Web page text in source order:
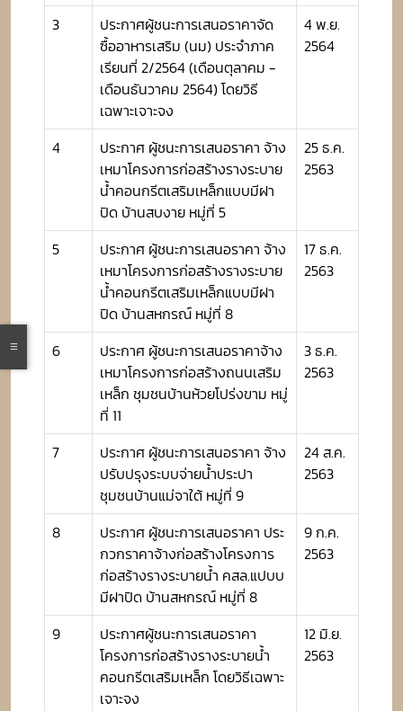
3
ประกาศผู้ชนะการเสนอราคาจัด
ซื้ออาหารเสริม (นม) ประจำภาค
เรียนที่ 2/2564 (เดือนตุลาคม -
เดือนธันวาคม 2564) โดยวิธี
เฉพาะเจาะจง
4 พ.ย.
2564
4
ประกาศ ผู้ชนะการเสนอราคา จ้าง
เหมาโครงการก่อสร้างรางระบาย
น้ำคอนกรีตเสริมเหล็กแบบมีฝา
ปิด บ้านสบงาย หมู่ที่ 5
25 ธ.ค.
2563
5
ประกาศ ผู้ชนะการเสนอราคา จ้าง
เหมาโครงการก่อสร้างรางระบาย
น้ำคอนกรีตเสริมเหล็กแบบมีฝา
ปิด บ้านสหกรณ์ หมู่ที่ 8
17 ธ.ค.
2563
6
ประกาศ ผู้ชนะการเสนอราคาจ้าง
เหมาโครงการก่อสร้างถนนเสริม
เหล็ก ชุมชนบ้านห้วยโปร่งขาม หมู่
ที่ 11
3 ธ.ค.
2563
7
ประกาศ ผู้ชนะการเสนอราคา จ้าง
ปรับปรุงระบบจ่ายน้ำประปา
ชุมชนบ้านแม่จาใต้ หมู่ที่ 9
24 ส.ค.
2563
8
ประกาศ ผู้ชนะการเสนอราคา ประ
กวกราคาจ้างก่อสร้างโครงการ
ก่อสร้างรางระบายน้ำ คสล.แปบบ
มีฝาปิด บ้านสหกรณ์ หมู่ที่ 8
9 ก.ค.
2563
9
ประกาศผู้ชนะการเสนอราคา
โครงการก่อสร้างรางระบายน้ำ
คอนกรีตเสริมเหล็ก โดยวิธีเฉพาะ
เจาะจง
12 มิ.ย.
2563